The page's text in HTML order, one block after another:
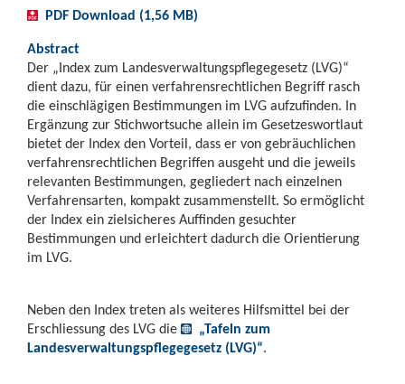
PDF Download (1,56 MB)
Abstract
Der „Index zum Landesverwaltungspflegegesetz (LVG)“
dient dazu, für einen verfahrensrechtlichen Begriff rasch
die einschlägigen Bestimmungen im LVG aufzufinden. In
Ergänzung zur Stichwortsuche allein im Gesetzeswortlaut
bietet der Index den Vorteil, dass er von gebräuchlichen
verfahrensrechtlichen Begriffen ausgeht und die jeweils
relevanten Bestimmungen, gegliedert nach einzelnen
Verfahrensarten, kompakt zusammenstellt. So ermöglicht
der Index ein zielsicheres Auffinden gesuchter
Bestimmungen und erleichtert dadurch die Orientierung
im LVG.
Neben den Index treten als weiteres Hilfsmittel bei der
Erschliessung des LVG die
„Tafeln zum
Landesverwaltungspflegegesetz (LVG)“.